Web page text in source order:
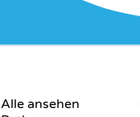
Alle ansehen